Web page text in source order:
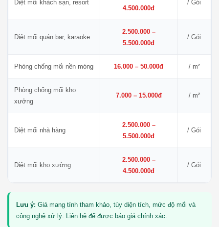
Diệt mối khách sạn, resort
4.500.000đ
/ Gói
Diệt mối quán bar, karaoke
2.500.000 –
5.500.000đ
/ Gói
Phòng chống mối nền móng 16.000 – 50.000đ / m²
Phòng chống mối kho
xưởng
7.000 – 15.000đ / m²
Diệt mối nhà hàng
2.500.000 –
5.500.000đ
/ Gói
Diệt mối kho xưởng
2.500.000 –
4.500.000đ
/ Gói
Lưu ý: Giá mang tính tham khảo, tùy diện tích, mức độ mối và
công nghệ xử lý. Liên hệ để được báo giá chính xác.